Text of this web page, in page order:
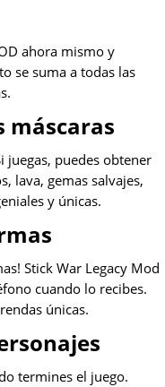
ahora mismo y
se suma a todas las
máscaras
juegas, puedes obtener
lava, gemas salvajes,
y únicas.
Stick War Legacy Mod
cuando lo recibes.
únicas.
termines el juego.